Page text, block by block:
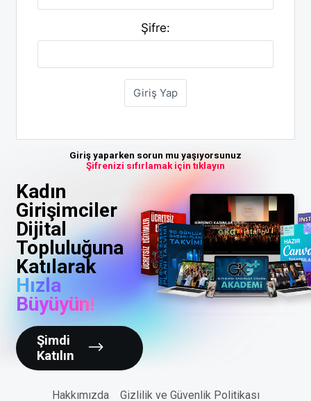
Şifre:
Giriş yaparken sorun mu yaşıyorsunuz
Şifrenizi sıfırlamak için tıklayın
Kadın
Girişimciler
Dijital
Topluluğuna
Katılarak
Hızla
Büyüyün!
Şimdi
Katılın
Hakkımızda Gizlilik ve Güvenlik Politikası